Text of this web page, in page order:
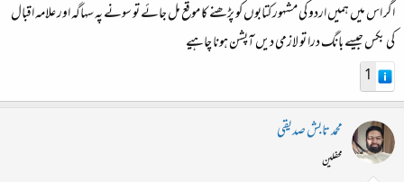
اگر اس میں ہمیں اردو کی مشہور کتابوں کو پڑھنے کا موقع مل جائے تو سونے پہ سہاگہ اور علامہ اقبال
کی بکس جیسے بانگ درا تو لازمی دیں آپشن ہونا چاہیے
1
محمد تابش صدیقی
محفلین